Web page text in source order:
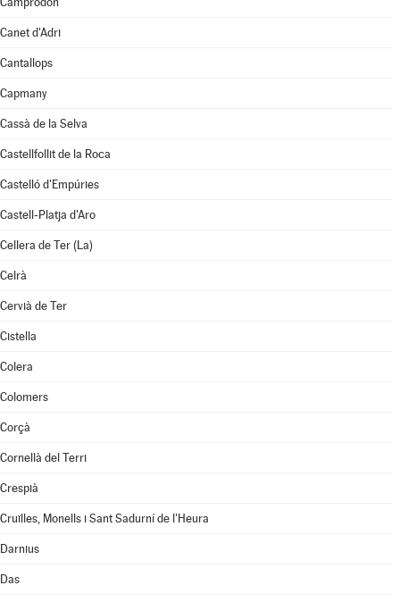
Canet d'Adri
Cantallops
Capmany
Cassà de la Selva
Castellfollit de la Roca
Castelló d'Empúries
Castell-Platja d'Aro
Cellera de Ter (La)
Celrà
Cervià de Ter
Cistella
Colera
Colomers
Corçà
Cornellà del Terri
Crespià
Cruïlles, Monells i Sant Sadurní de l'Heura
Darnius
Das